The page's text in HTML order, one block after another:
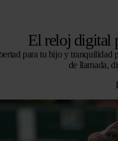
El reloj digital
para tu hijo y tranquilidad
de llamada,